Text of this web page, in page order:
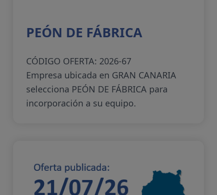
PEÓN DE FÁBRICA
CÓDIGO OFERTA: 2026-67
Empresa ubicada en GRAN CANARIA
selecciona PEÓN DE FÁBRICA para
incorporación a su equipo.